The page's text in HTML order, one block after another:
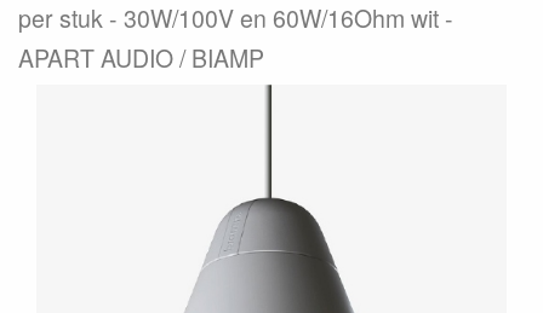
per stuk
30W/100V en 60W/16Ohm wit -
APART AUDIO / BIAMP